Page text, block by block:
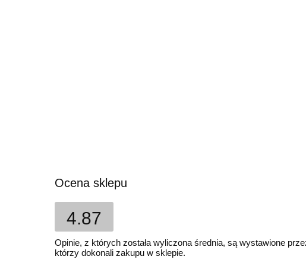
Ocena sklepu
4.87
Opinie, z których została wyliczona średnia, są wystawione
którzy dokonali zakupu w sklepie.